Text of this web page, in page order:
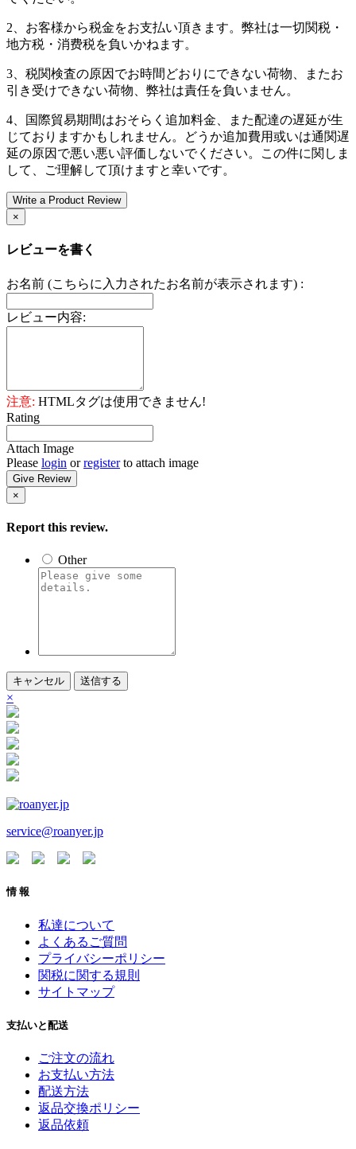
2、お客様から税金をお支払い頂きます。弊社は一切関税・
地方税・消费税を負いかねます。
3、税関検査の原因でお時間どおりにできない荷物、またお
引き受けできない荷物、弊社は責任を負いません。
4、国際貿易期間はおそらく追加料金、また配達の遅延が生
じておりますかもしれません。どうか追加費用或いは通関遅
延の原因で悪い悪い評価しないでください。この件に関しま
して、ご理解して頂けますと幸いです。
Write a Product Review
×
レビューを書く
お名前 (こちらに入力されたお名前が表示されます) :
レビュー内容:
注意: HTMLタグは使用できません!
Rating
Attach Image
Please login orregisterto attach image
Give Review
×
Report this review.
Other
キャンセル 送信する
×
service@roanyer.jp
情 報
私達について
よくあるご質問
プライバシーポリシー
関税に関する規則
サイトマップ
支払いと配送
ご注文の流れ
お支払い方法
配送方法
返品交換ポリシー
返品依頼